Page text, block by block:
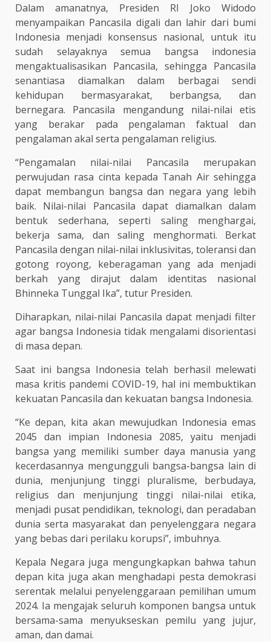
Dalam amanatnya, Presiden RI Joko Widodo
menyampaikan Pancasila digali dan lahir dari bumi
Indonesia menjadi konsensus nasional, untuk itu
sudah selayaknya semua bangsa indonesia
mengaktualisasikan Pancasila, sehingga Pancasila
senantiasa diamalkan dalam berbagai sendi
kehidupan bermasyarakat, berbangsa, dan
bernegara. Pancasila mengandung nilai-nilai etis
yang berakar pada pengalaman faktual dan
pengalaman akal serta pengalaman religius.
“Pengamalan nilai-nilai Pancasila merupakan
perwujudan rasa cinta kepada Tanah Air sehingga
dapat membangun bangsa dan negara yang lebih
baik. Nilai-nilai Pancasila dapat diamalkan dalam
bentuk sederhana, seperti saling menghargai,
bekerja sama, dan saling menghormati. Berkat
Pancasila dengan nilai-nilai inklusivitas, toleransi dan
gotong royong, keberagaman yang ada menjadi
berkah yang dirajut dalam identitas nasional
Bhinneka Tunggal Ika”, tutur Presiden.
Diharapkan, nilai-nilai Pancasila dapat menjadi filter
agar bangsa Indonesia tidak mengalami disorientasi
di masa depan.
Saat ini bangsa Indonesia telah berhasil melewati
masa kritis pandemi COVID-19, hal ini membuktikan
kekuatan Pancasila dan kekuatan bangsa Indonesia.
“Ke depan, kita akan mewujudkan Indonesia emas
2045 dan impian Indonesia 2085, yaitu menjadi
bangsa yang memiliki sumber daya manusia yang
kecerdasannya mengungguli bangsa-bangsa lain di
dunia, menjunjung tinggi pluralisme, berbudaya,
religius dan menjunjung tinggi nilai-nilai etika,
menjadi pusat pendidikan, teknologi, dan peradaban
dunia serta masyarakat dan penyelenggara negara
yang bebas dari perilaku korupsi”, imbuhnya.
Kepala Negara juga mengungkapkan bahwa tahun
depan kita juga akan menghadapi pesta demokrasi
serentak melalui penyelenggaraan pemilihan umum
2024. Ia mengajak seluruh komponen bangsa untuk
bersama-sama menyukseskan pemilu yang jujur,
aman, dan damai.